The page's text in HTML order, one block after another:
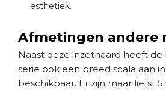
esthetiek.
Afmetingen andere
Naast deze inzethaard heeft de
serie ook een breed scala aan
beschikbaar. Er zijn maar liefst